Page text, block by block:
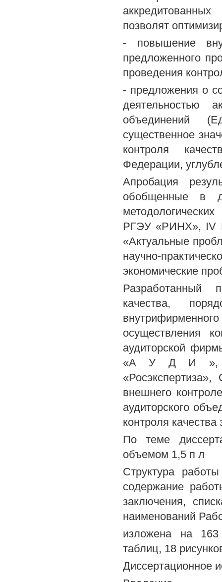
позволят
- повышение
предложенного
проведения
- предложения о
деятельностью
объединений
существенное
контроля
Федерации,
Апробация
обобщенные в
РГЭУ «РИНХ», IV
«Актуальные
научно-
экономические
Разработанный
качества,
осуществления
аудиторской
«А У Д И »,
внешнего
аудиторского
контроля
По теме
объемом 1,5 п л
Структура
содержание
заключения,
наименований
изложена на 163
таблиц, 18
Диссертационное